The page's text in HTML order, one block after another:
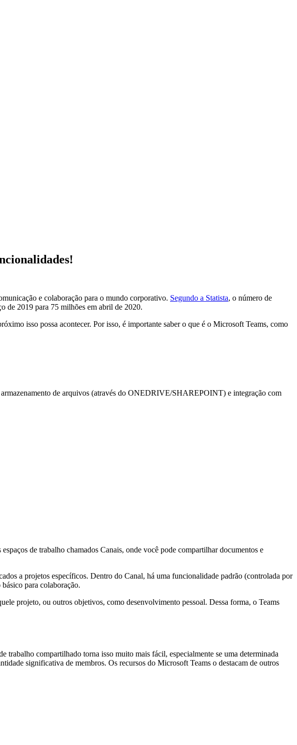
e colaboração para o mundo corporativo. Segundo a Statista, o número de
de 2019 para 75 milhões em abril de 2020.
isso possa acontecer. Por isso, é importante saber o que é o Microsoft Teams, como
de arquivos (através do ONEDRIVE/SHAREPOINT) e integração com
de trabalho chamados Canais, onde você pode compartilhar documentos e
a projetos específicos. Dentro do Canal, há uma funcionalidade padrão (controlada por
para colaboração.
projeto, ou outros objetivos, como desenvolvimento pessoal. Dessa forma, o Teams
trabalho compartilhado torna isso muito mais fácil, especialmente se uma determinada
significativa de membros. Os recursos do Microsoft Teams o destacam de outros